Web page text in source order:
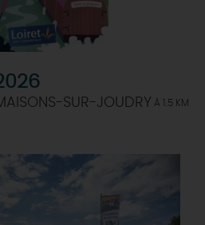
SUR-JOUDRY À 1.5 KM